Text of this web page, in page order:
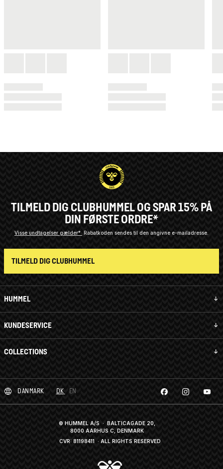
HUMMEL
KUNDESERVICE
COLLECTIONS
TILMELD DIG CLUBHUMMEL OG SPAR 15% PÅ
DIN FØRSTE ORDRE*
Visse undtagelser gælder* Rabatkoden sendes til den angivne e-mailadresse.
TILMELD DIG CLUBHUMMEL
DANMARK DK EN
© HUMMEL A/S · BALTICAGADE 20,
8000 AARHUS C, DENMARK
CVR: 81198411 · ALL RIGHTS RESERVED